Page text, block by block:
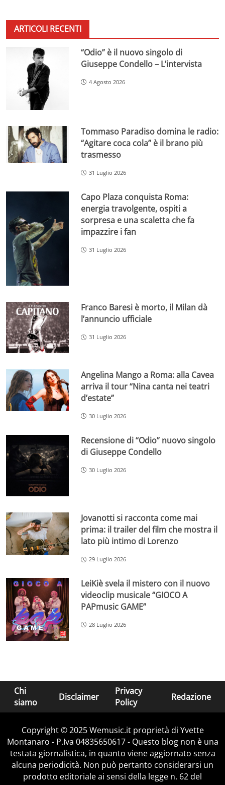
ARTICOLI RECENTI
“Odio” è il nuovo singolo di
Giuseppe Condello – L’intervista
4 Agosto 2026
Tommaso Paradiso domina le radio:
“Agitare coca cola” è il brano più
trasmesso
31 Luglio 2026
Capo Plaza conquista Roma:
energia travolgente, ospiti a
sorpresa e una scaletta che fa
impazzire i fan
31 Luglio 2026
Franco Baresi è morto, il Milan dà
l’annuncio ufficiale
31 Luglio 2026
Angelina Mango a Roma: alla Cavea
arriva il tour “Nina canta nei teatri
d’estate”
30 Luglio 2026
Recensione di “Odio” nuovo singolo
di Giuseppe Condello
30 Luglio 2026
Jovanotti si racconta come mai
prima: il trailer del film che mostra il
lato più intimo di Lorenzo
29 Luglio 2026
LeiKiè svela il mistero con il nuovo
videoclip musicale “GIOCO A
PAPmusic GAME”
28 Luglio 2026
Chi
siamo
Disclaimer
Privacy
Policy
Redazione
Copyright © 2025 Wemusic.it proprietà di Yvette
Montanaro - P.Iva 04835650617 - Questo blog non è una
testata giornalistica, in quanto viene aggiornato senza
alcuna periodicità. Non può pertanto considerarsi un
prodotto editoriale ai sensi della legge n. 62 del